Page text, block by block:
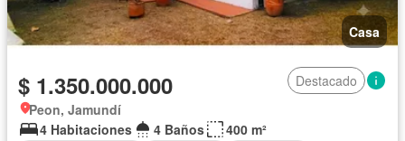
Casa
$ 1.350.000.000
Destacado
Peon, Jamundí
4 Habitaciones
4 Baños
400 m²